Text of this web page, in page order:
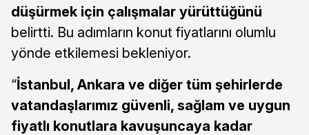
düşürmek için çalışmalar yürüttüğünü
belirtti. Bu adımların konut fiyatlarını olumlu
yönde etkilemesi bekleniyor.
“İstanbul, Ankara ve diğer tüm şehirlerde
vatandaşlarımız güvenli, sağlam ve uygun
fiyatlı konutlara kavuşuncaya kadar